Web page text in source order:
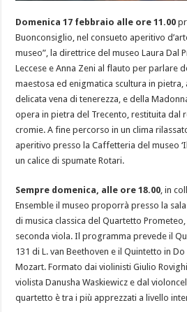
Domenica 17 febbraio alle ore 11.00
Buonconsiglio, nel consueto aperitivo
museo”, la direttrice del museo Laura Dal
Leccese e Anna Zeni al flauto per parlare
maestosa ed enigmatica scultura in pietra,
delicata vena di tenerezza, e della
opera in pietra del Trecento, restituita dal
cromie. A fine percorso in un clima
aperitivo presso la Caffetteria del museo
un calice di spumate Rotari.
Sempre domenica, alle ore 18.00 , in
Ensemble il museo proporrà presso la
di musica classica del Quartetto
seconda viola. Il programma prevede il
131 di L. van Beethoven e il Quintetto in Do
Mozart. Formato dai violinisti Giulio
violista Danusha Waskiewicz e dal
quartetto è tra i più apprezzati a livello